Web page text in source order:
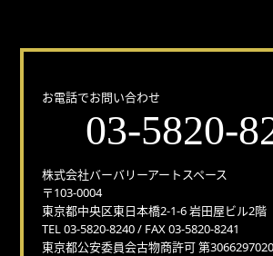
お電話でお問い合わせ
03-5820-
株式会社バーバリーアートスペース
〒103-0004
東京都中央区東日本橋2-1-6 岩田屋ビル2階
TEL 03-5820-8240 / FAX 03-5820-8241
東京都公安委員会古物商許可 第